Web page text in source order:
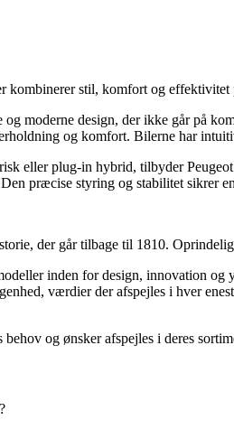
stil, komfort og effektivitet
moderne design, der ikke går på
og komfort. Bilerne har
eller plug-in hybrid, tilbyder
præcise styring og stabilitet sikrer
der går tilbage til 1810.
inden for design, innovation
værdier der afspejles i hver
og ønsker afspejles i deres